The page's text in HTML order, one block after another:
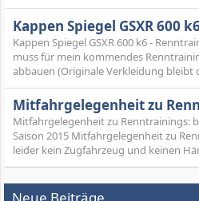
Kappen Spiegel GSXR 600
Kappen Spiegel GSXR 600 k6 -
muss für mein kommendes
abbauen (Originale Verkleidung bleibt
Mitfahrgelegenheit zu
Mitfahrgelegenheit zu Renntrainings:
Saison 2015 Mitfahrgelegenheit zu
leider kein Zugfahrzeug und keinen